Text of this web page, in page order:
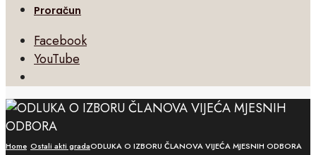
Proračun
Facebook
YouTube
Search
Window
Home Ostali akti gradaODLUKA O IZBORU ČLANOVA VIJEĆA MJESNIH ODBORA